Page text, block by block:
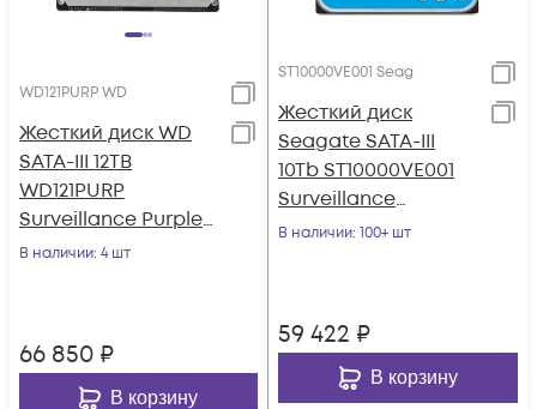
WD121PURP WD
Жесткий диск WD
SATA-III 12TB
WD121PURP
Surveillance Purple
Pro (7200rpm) 256Mb
В наличии: 4 шт
66 850 ₽
В корзину
ST10000VE001 Seag
Жесткий диск
Seagate SATA-III
10Tb ST10000VE001
Surveillance
SkyHawkAI
В наличии: 100+ шт
59 422 ₽
В корзину